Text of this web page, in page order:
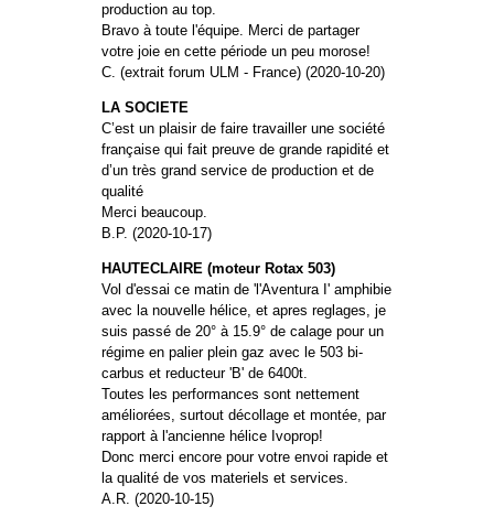
production au top.
Bravo à toute l'équipe. Merci de partager
votre joie en cette période un peu morose!
C. (extrait forum ULM - France) (2020-10-20)
LA SOCIETE
C’est un plaisir de faire travailler une société
française qui fait preuve de grande rapidité et
d’un très grand service de production et de
qualité
Merci beaucoup.
B.P. (2020-10-17)
HAUTECLAIRE (moteur Rotax 503)
Vol d'essai ce matin de 'l'Aventura I' amphibie
avec la nouvelle hélice, et apres reglages, je
suis passé de 20° à 15.9° de calage pour un
régime en palier plein gaz avec le 503 bi-
carbus et reducteur 'B' de 6400t.
Toutes les performances sont nettement
améliorées, surtout décollage et montée, par
rapport à l'ancienne hélice Ivoprop!
Donc merci encore pour votre envoi rapide et
la qualité de vos materiels et services.
A.R. (2020-10-15)